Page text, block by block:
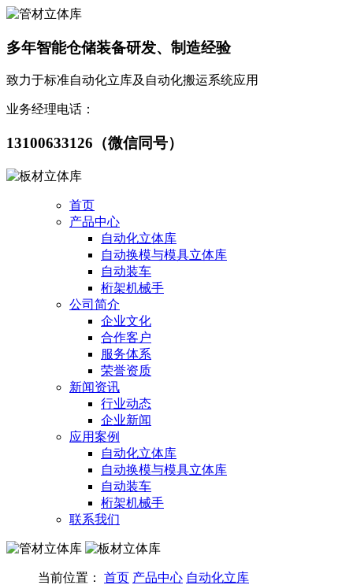
多年智能仓储装备研发、制造经验
致力于标准自动化立库及自动化搬运系统应用
业务经理电话：
13100633126 （微信同号）
首页
产品中心
自动化立体库
自动换模与模具立体库
自动装车
桁架机械手
公司简介
企业文化
合作客户
服务体系
荣誉资质
新闻资讯
行业动态
企业新闻
应用案例
自动化立体库
自动换模与模具立体库
自动装车
桁架机械手
联系我们
当前位置： 首页 产品中心 自动化立库